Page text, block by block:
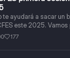
te ayudará a sacar un
este 2025. Vamos
ser admitido en la
la carrera que
177